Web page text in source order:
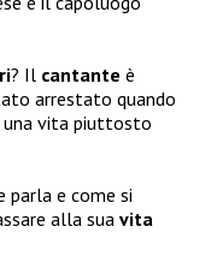
? Il cantante è
arrestato quando
una vita piuttosto
parla e come si
alla sua vita